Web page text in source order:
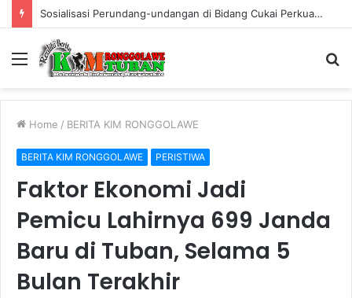
Sosialisasi Perundang-undangan di Bidang Cukai Perkuat Komitmen Berantas Rokok Ilegal di Kabupaten Tuban
Menu
Home / BERITA KIM RONGGOLAWE
BERITA KIM RONGGOLAWE PERISTIWA
Faktor Ekonomi Jadi
Pemicu Lahirnya 699 Janda
Baru di Tuban, Selama 5
Bulan Terakhir